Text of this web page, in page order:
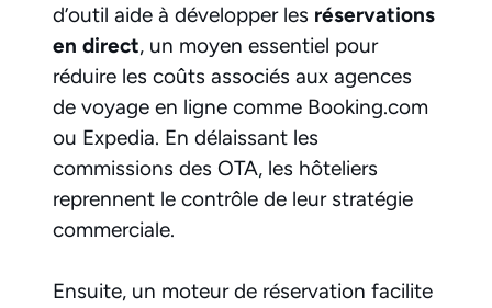
d’outil aide à développer les réservations
en direct, un moyen essentiel pour
réduire les coûts associés aux agences
de voyage en ligne comme Booking.com
ou Expedia. En délaissant les
commissions des OTA, les hôteliers
reprennent le contrôle de leur stratégie
commerciale.
Ensuite, un moteur de réservation facilite